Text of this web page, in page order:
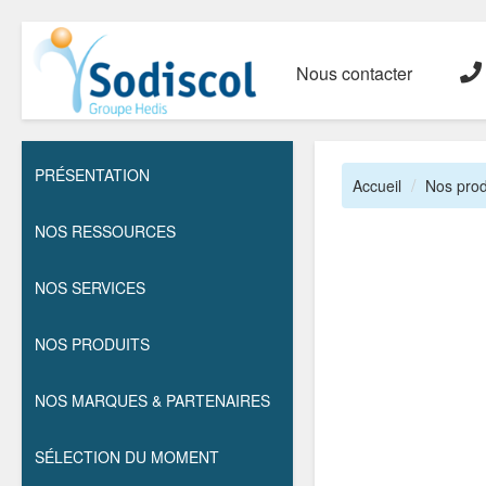
Nous contacter
PRÉSENTATION
NOS RESSOURCES
NOS SERVICES
NOS PRODUITS
NOS MARQUES & PARTENAIRES
SÉLECTION DU MOMENT
Accueil Nos